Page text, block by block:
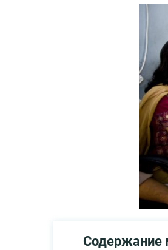
Содержание